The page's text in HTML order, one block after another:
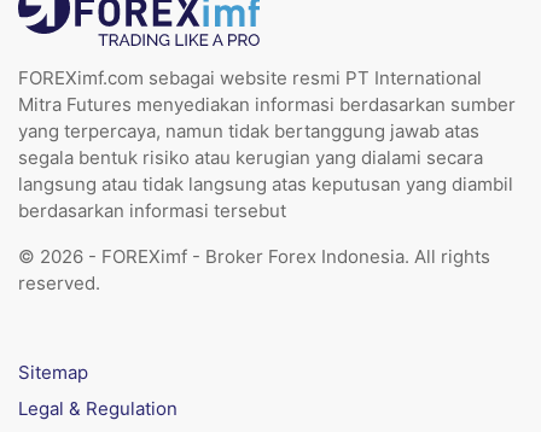
FOREXimf.com sebagai website resmi PT International
Mitra Futures menyediakan informasi berdasarkan sumber
yang terpercaya, namun tidak bertanggung jawab atas
segala bentuk risiko atau kerugian yang dialami secara
langsung atau tidak langsung atas keputusan yang diambil
berdasarkan informasi tersebut
© 2026 - FOREXimf - Broker Forex Indonesia. All rights
reserved.
Sitemap
Legal & Regulation